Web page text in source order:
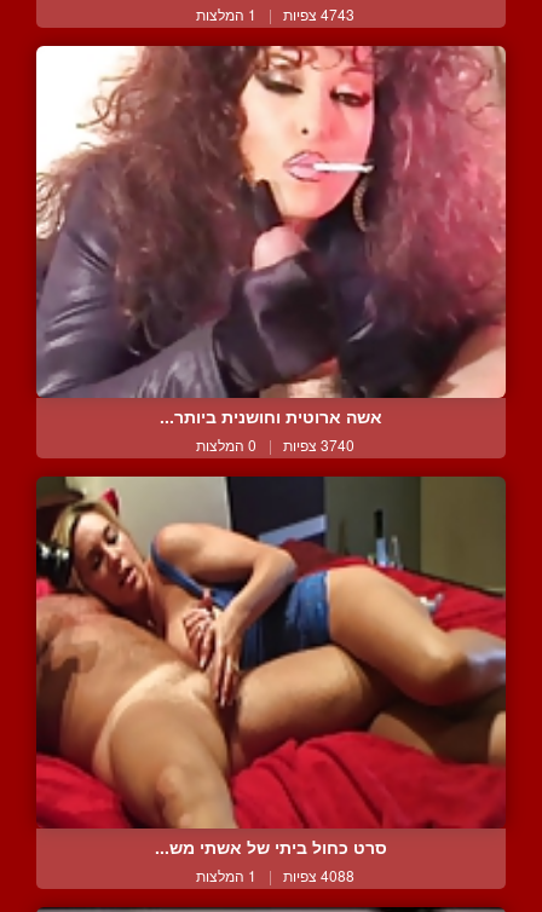
4743 צפיות | 1 המלצות
אשה ארוטית וחושנית ביותר...
3740 צפיות | 0 המלצות
סרט כחול ביתי של אשתי מש...
4088 צפיות | 1 המלצות